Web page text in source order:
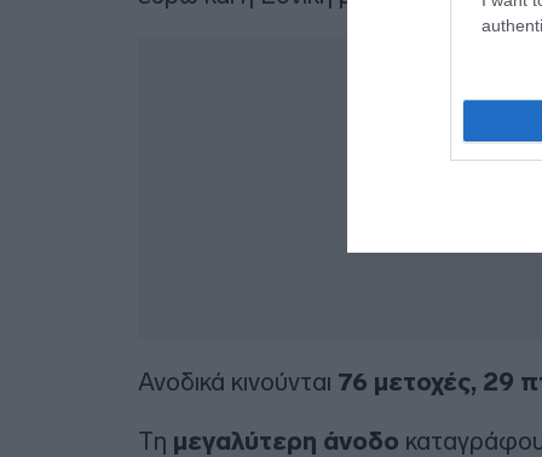
Ανοδικά κινούνται 76 μετοχές, 29
Τη μεγαλύτερη άνοδο